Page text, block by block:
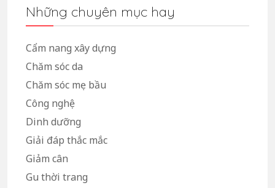
Những chuyên mục hay
Cẩm nang xây dựng
Chăm sóc da
Chăm sóc mẹ bầu
Công nghệ
Dinh dưỡng
Giải đáp thắc mắc
Giảm cân
Gu thời trang